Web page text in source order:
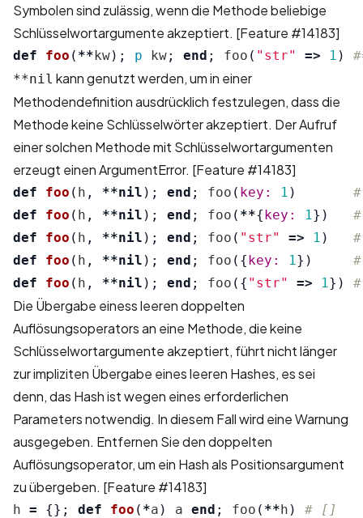
Symbolen sind zulässig, wenn die Methode beliebige
Schlüsselwortargumente akzeptiert. [Feature #14183]
def foo ( **kw); p kw; end ; foo ( "str" => 1 )
**nil kann genutzt werden, um in einer
Methodendefinition ausdrücklich festzulegen, dass die
Methode keine Schlüsselwörter akzeptiert. Der Aufruf
einer solchen Methode mit Schlüsselwortargumenten
erzeugt einen ArgumentError. [Feature #14183]
def foo ( h , **nil ); end ; foo ( key: 1 )
def
foo ( h , **nil ); end ; foo ( **{key: 1 })
def
foo ( h , **nil ); end ; foo ( "str" => 1 )
def
foo ( h , **nil ); end ; foo ({key: 1 })
def
foo ( h , **nil ); end ; foo ({ "str" => 1 })
Die Übergabe einess leeren doppelten
Auflösungsoperators an eine Methode, die keine
Schlüsselwortargumente akzeptiert, führt nicht länger
zur impliziten Übergabe eines leeren Hashes, es sei
denn, das Hash ist wegen eines erforderlichen
Parameters notwendig. In diesem Fall wird eine Warnung
ausgegeben. Entfernen Sie den doppelten
Auflösungsoperator, um ein Hash als Positionsargument
zu übergeben. [Feature #14183]
h = {}; def foo ( *a ) a end ; foo ( **h )
# []